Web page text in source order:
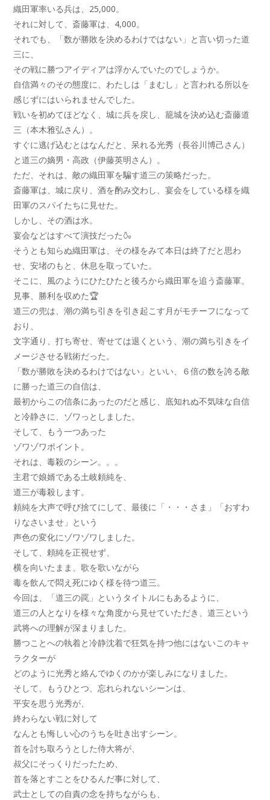
織田軍率いる兵は、25,000。
それに対して、斎藤軍は、4,000。
それでも、「数が勝敗を決めるわけではない」と言い切った道
三に、
その戦に勝つアイディアは浮かんでいたのでしょうか。
自信満々のその態度に、わたしは「まむし」と言われる所以を
感じずにはいられませんでした。
戦いを初めてほどなく、城に兵を戻し、籠城を決め込む斎藤道
三（本木雅弘さん）。
すぐに逃げ込むとはなんだと、呆れる光秀（長谷川博己さん）
と道三の嫡男・高政（伊藤英明さん）。
ただ、それは、敵の織田軍を騙す道三の策略だった。
斎藤軍は、城に戻り、酒を酌み交わし、宴会をしている様を織
田軍のスパイたちに見せた。
しかし、その酒は水。
宴会などはすべて演技だった🍶
そうとも知らぬ織田軍は、その様をみて本日は終了だと思わ
せ、安堵のもと、休息を取っていた。
そこに、風のようにひたひたと後ろから織田軍を追う斎藤軍。
見事、勝利を収めた🏆
道三の兜は、潮の満ち引きを引き起こす月がモチーフになって
おり、
文字通り、打ち寄せ、寄せては退くという、潮の満ち引きをイ
メージさせる戦術だった。
「数が勝敗を決めるわけではない」といい、６倍の数を誇る敵
に勝った道三の自信は、
最初からこの信条にあったのだと感じ、底知れぬ不気味な自信
と冷静さに、ゾワっとしました。
そして、もう一つあった
ゾワゾワポイント。
それは、毒殺のシーン。。。
主君で娘婿である土岐頼純を、
道三が毒殺します。
頼純を大声で呼び捨てにして、最後に「・・・さま」「おすわ
りなさいませ」という
声色の変化にゾワゾワしました。
そして、頼純を正視せず、
横を向いたまま、歌を歌いながら
毒を飲んで悶え死にゆく様を待つ道三。
今回は、「道三の罠」というタイトルにもあるように、
道三の人となりを様々な角度から見せていただき、道三という
武将への理解が深まりました。
勝つことへの執着と冷静沈着で狂気を持つ他にはないこのキャ
ラクターが
どのように光秀と絡んでゆくのかが楽しみになりました。
そして、もうひとつ、忘れられないシーンは、
平安を思う光秀が、
終わらない戦に対して
なんとも悔しい心のうちを吐き出すシーン。
首を討ち取ろうとした侍大将が、
叔父にそっくりだったため、
首を落とすことをひるんだ事に対して、
武士としての自責の念を持ちながらも、